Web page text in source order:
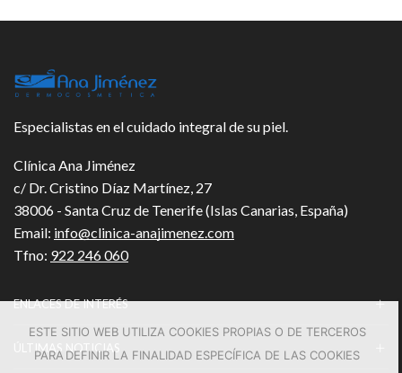
Especialistas en el cuidado integral de su piel.
Clínica Ana Jiménez
c/ Dr. Cristino Díaz Martínez, 27
38006 - Santa Cruz de Tenerife (Islas Canarias, España)
Email: info@clinica-anajimenez.com
Tfno: 922 246 060
ENLACES DE INTERÉS
ÚLTIMAS NOTICIAS
ESTE SITIO WEB UTILIZA COOKIES PROPIAS O DE TERCEROS
PARA DEFINIR LA FINALIDAD ESPECÍFICA DE LAS COOKIES